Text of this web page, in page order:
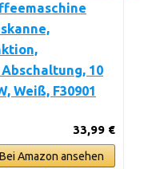
10
Weiß, F30901
33,99 €
Amazon ansehen